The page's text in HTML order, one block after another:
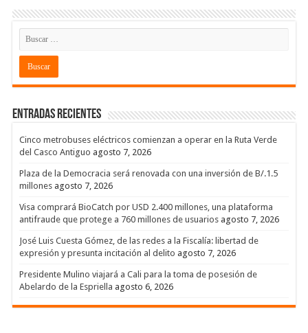
Entradas recientes
Cinco metrobuses eléctricos comienzan a operar en la Ruta Verde
del Casco Antiguo agosto 7, 2026
Plaza de la Democracia será renovada con una inversión de B/.1.5
millones agosto 7, 2026
Visa comprará BioCatch por USD 2.400 millones, una plataforma
antifraude que protege a 760 millones de usuarios agosto 7, 2026
José Luis Cuesta Gómez, de las redes a la Fiscalía: libertad de
expresión y presunta incitación al delito agosto 7, 2026
Presidente Mulino viajará a Cali para la toma de posesión de
Abelardo de la Espriella agosto 6, 2026